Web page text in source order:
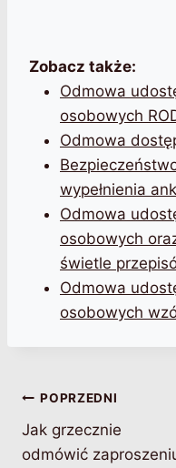
Zobacz także:
Odmowa
osobowych
Odmowa
wypełnienia
Odmowa
osobowych
świetle
Odmowa
osobowych
Nawigacja
wpisu
POPRZEDNI
Jak grzecznie
odmówić